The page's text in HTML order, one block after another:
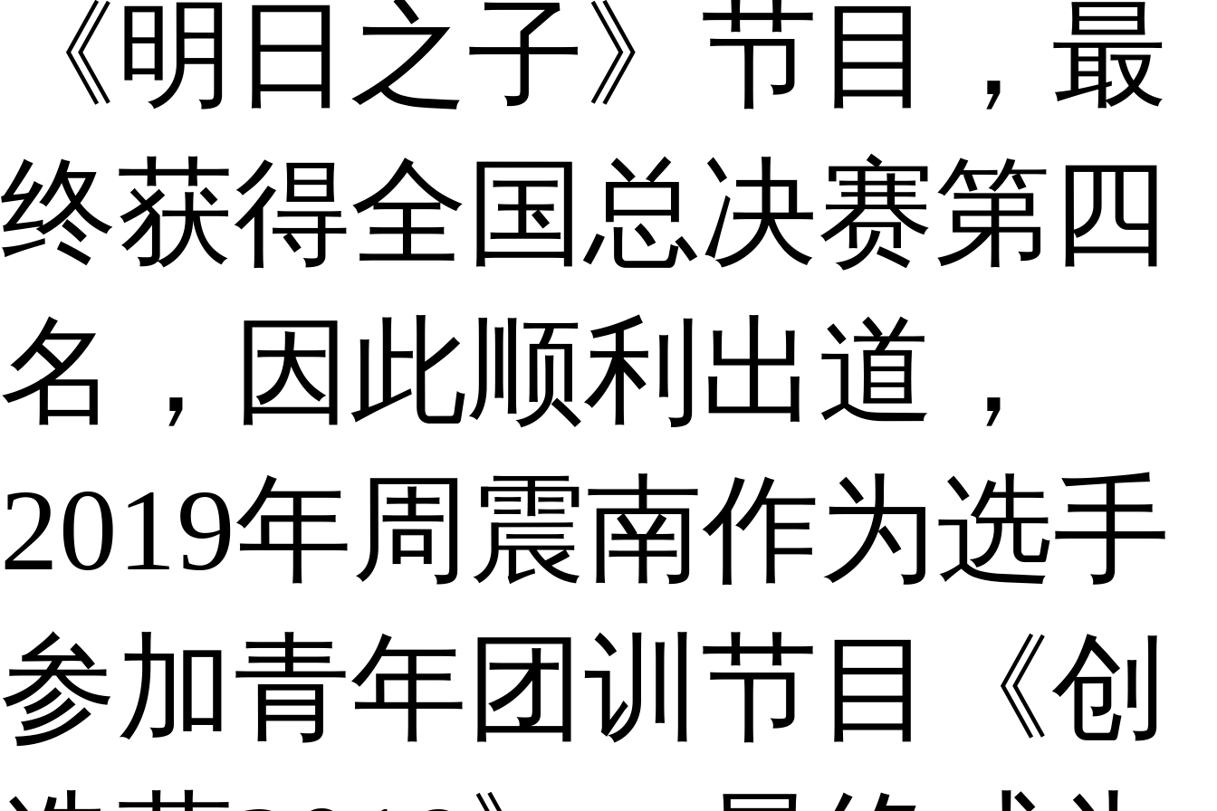
《明日之子》节目，最
终获得全国总决赛第四
名，因此顺利出道，
2019年周震南作为选手
参加青年团训节目《创